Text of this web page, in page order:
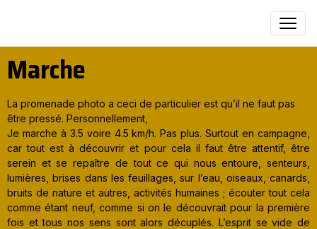
Marche
La promenade photo a ceci de particulier est qu’il ne faut pas
être pressé. Personnellement,
Je marche à 3.5 voire 4.5 km/h. Pas plus. Surtout en campagne,
car tout est à découvrir et pour cela il faut être attentif, être
serein et se repaître de tout ce qui nous entoure, senteurs,
lumières, brises dans les feuillages, sur l’eau, oiseaux, canards,
bruits de nature et autres, activités humaines ; écouter tout cela
comme étant neuf, comme si on le découvrait pour la première
fois et tous nos sens sont alors décuplés. L’esprit se vide de